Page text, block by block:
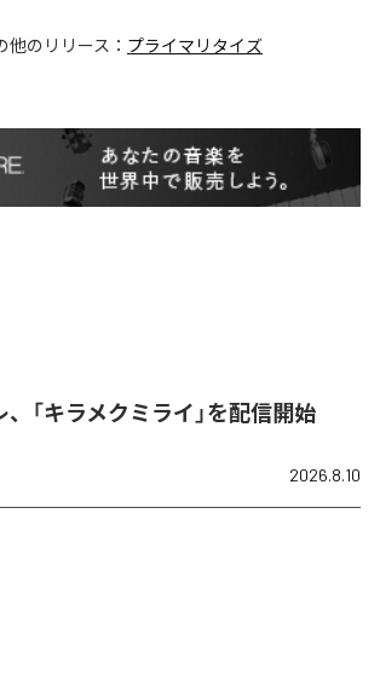
他のリリース： プライマリタイズ
「キラメクミライ」を配信開始
2026.8.10